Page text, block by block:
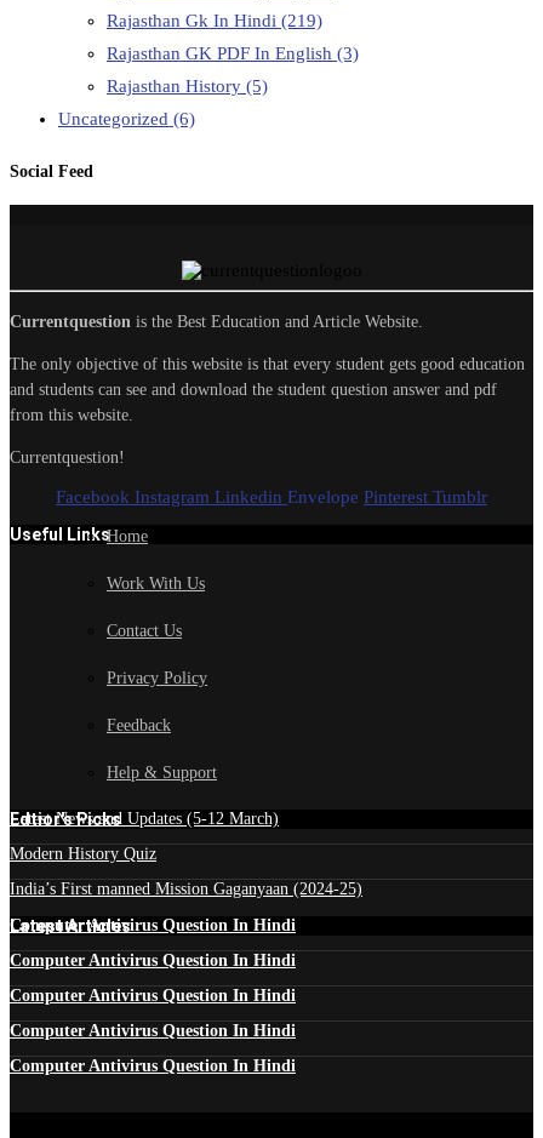
Rajasthan Gk In Hindi (219)
Rajasthan GK PDF In English (3)
Rajasthan History (5)
Uncategorized (6)
Social Feed
Currentquestion is the Best Education and Article Website.
The only objective of this website is that every student gets good education
and students can see and download the student question answer and pdf
from this website.
Currentquestion!
Facebook Instagram Linkedin Envelope Pinterest Tumblr
Useful LinksHome
Work With Us
Contact Us
Privacy Policy
Feedback
Help & Support
Edtior's Picks
Latest News and Updates (5-12 March)
Modern History Quiz
India’s First manned Mission Gaganyaan (2024-25)
Latest Articles
Computer Antivirus Question In Hindi
Computer Antivirus Question In Hindi
Computer Antivirus Question In Hindi
Computer Antivirus Question In Hindi
Computer Antivirus Question In Hindi